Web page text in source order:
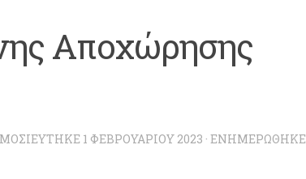
Αποχώρησης
1 ΦΕΒΡΟΥΑΡΊΟΥ 2023 · ΕΝΗΜΕΡΏΘΗΚΕ